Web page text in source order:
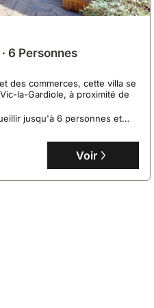
6 Personnes
des commerces, cette villa se
la-Gardiole, à proximité de
jusqu'à 6 personnes et
jardin privatif avec espace
piscine collective dans une
Voir